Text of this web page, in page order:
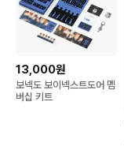
13,000원
보넥도 보이넥스트도어 멤
버십 키트